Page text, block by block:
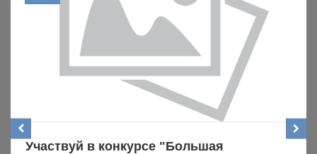
Участвуй в конкурсе "Большая